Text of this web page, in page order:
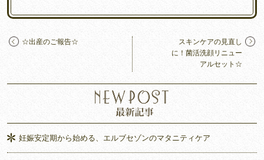
☆出産のご報告☆
スキンケアの見直し
に！菌活洗顔リニュー
アルセット☆
妊娠安定期から始める、エルブセゾンのマタニティケア